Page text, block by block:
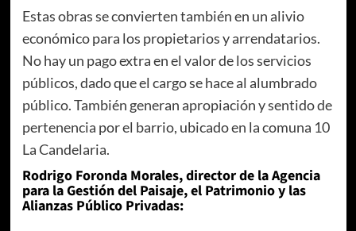
Estas obras se convierten también en un alivio
económico para los propietarios y arrendatarios.
No hay un pago extra en el valor de los servicios
públicos, dado que el cargo se hace al alumbrado
público. También generan apropiación y sentido de
pertenencia por el barrio, ubicado en la comuna 10
La Candelaria.
Rodrigo Foronda Morales, director de la Agencia
para la Gestión del Paisaje, el Patrimonio y las
Alianzas Público Privadas: